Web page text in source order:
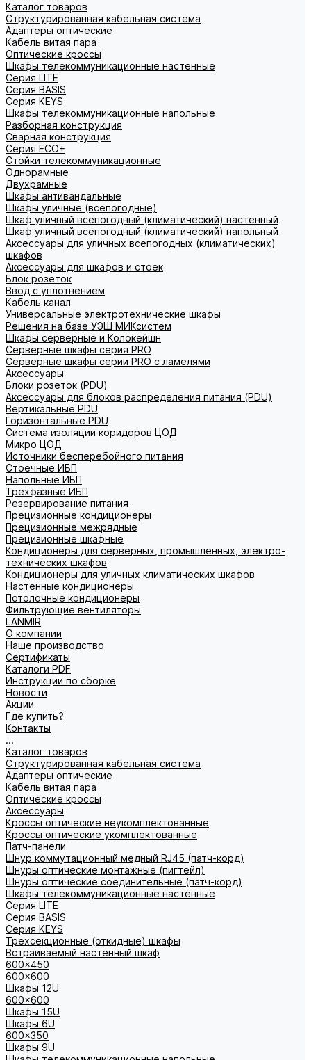
Каталог товаров
Структурированная кабельная система
Адаптеры оптические
Кабель витая пара
Оптические кроссы
Шкафы телекоммуникационные настенные
Cерия LITE
Cерия BASIS
Cерия KEYS
Шкафы телекоммуникационные напольные
Разборная конструкция
Сварная конструкция
Серия ECO+
Стойки телекоммуникационные
Однорамные
Двухрамные
Шкафы антивандальные
Шкафы уличные (всепогодные)
Шкаф уличный всепогодный (климатический) настенный
Шкаф уличный всепогодный (климатический) напольный
Аксессуары для уличных всепогодных (климатических)
шкафов
Аксессуары для шкафов и стоек
Блок розеток
Ввод с уплотнением
Кабель канал
Универсальные электротехнические шкафы
Решения на базе УЭШ МИКсистем
Шкафы серверные и Колокейшн
Серверные шкафы серия PRO
Серверные шкафы серии PRO с ламелями
Аксессуары
Блоки розеток (PDU)
Аксессуары для блоков распределения питания (PDU)
Вертикальные PDU
Горизонтальные PDU
Система изоляции коридоров ЦОД
Микро ЦОД
Источники бесперебойного питания
Стоечные ИБП
Напольные ИБП
Трёхфазные ИБП
Резервирование питания
Прецизионные кондиционеры
Прецизионные межрядные
Прецизионные шкафные
Кондиционеры для серверных, промышленных, электро-
технических шкафов
Кондиционеры для уличных климатических шкафов
Настенные кондиционеры
Потолочные кондиционеры
Фильтрующие вентиляторы
LANMIR
О компании
Наше производство
Сертификаты
Каталоги PDF
Инструкции по сборке
Новости
Акции
Где купить?
Контакты
...
Каталог товаров
Структурированная кабельная система
Адаптеры оптические
Кабель витая пара
Оптические кроссы
Аксессуары
Кроссы оптические неукомплектованные
Кроссы оптические укомплектованные
Патч-панели
Шнур коммутационный медный RJ45 (патч-корд)
Шнуры оптические монтажные (пигтейл)
Шнуры оптические соединительные (патч-корд)
Шкафы телекоммуникационные настенные
Cерия LITE
Cерия BASIS
Cерия KEYS
Трехсекционные (откидные) шкафы
Встраиваемый настенный шкаф
600x450
600x600
Шкафы 12U
600x600
Шкафы 15U
Шкафы 6U
600x350
Шкафы 9U